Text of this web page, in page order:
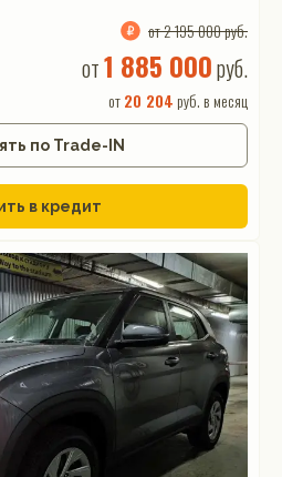
от 2 195 000 руб.
от1 885 000руб.
от20 204 руб. в месяц
по Trade-IN
в кредит